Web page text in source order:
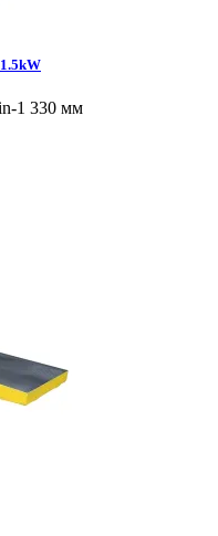
1 330 мм